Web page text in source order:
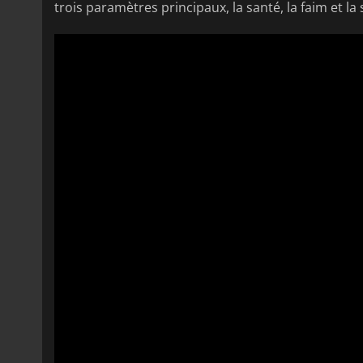
trois paramètres principaux, la santé, la faim et la